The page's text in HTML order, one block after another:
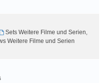
Sets Weitere Filme und Serien,
Weitere Filme und Serien